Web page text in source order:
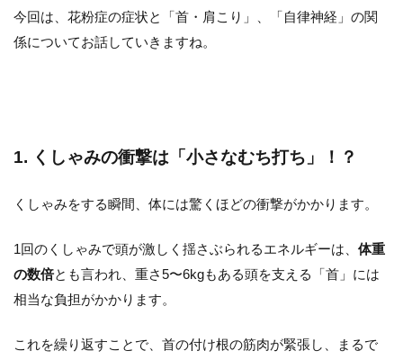
今回は、花粉症の症状と「首・肩こり」、「自律神経」の関
係についてお話していきますね。
1. くしゃみの衝撃は「小さなむち打ち」！？
くしゃみをする瞬間、体には驚くほどの衝撃がかかります。
1回のくしゃみで頭が激しく揺さぶられるエネルギーは、 体重
の数倍とも言われ、重さ5〜6kgもある頭を支える「首」には
相当な負担がかかります。
これを繰り返すことで、首の付け根の筋肉が緊張し、まるで